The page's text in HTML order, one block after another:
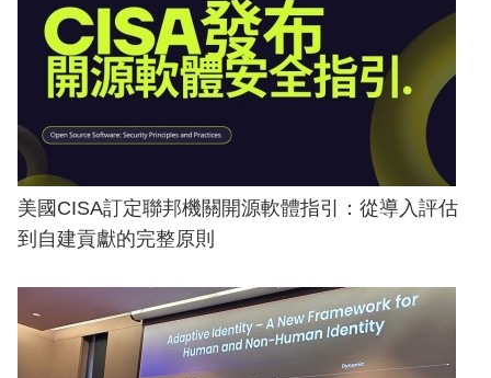
美國CISA訂定聯邦機關開源軟體指引：從導入評估
到自建貢獻的完整原則